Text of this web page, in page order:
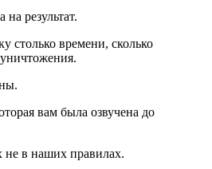
на результат.
столько времени, сколько
вам была озвучена до
не в наших правилах.